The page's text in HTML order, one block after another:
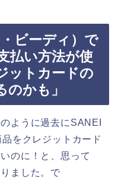
ビーディ）で
払い方法が使
ットカードの
かも」
ように過去にSANEI
をクレジットカード
のに！と、思って
ました。で